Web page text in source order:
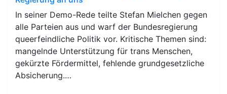
In seiner Demo-Rede teilte Stefan Mielchen gegen
alle Parteien aus und warf der Bundesregierung
queerfeindliche Politik vor. Kritische Themen sind:
mangelnde Unterstützung für trans Menschen,
gekürzte Fördermittel, fehlende grundgesetzliche
Absicherung.…